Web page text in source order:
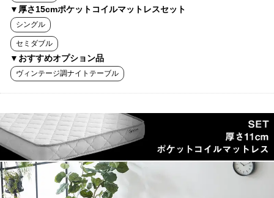
▼厚さ15cmポケットコイルマットレスセット
シングル
セミダブル
▼おすすめオプション品
ヴィンテージ調ナイトテーブル